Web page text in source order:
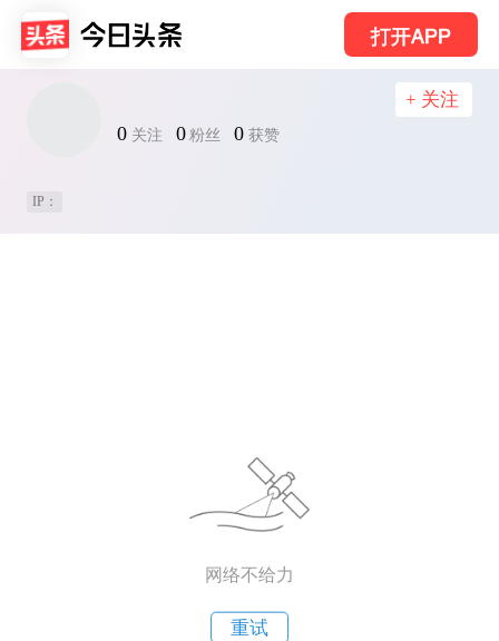
打开APP
0 关注 0 粉丝 0 获赞
+ 关注
IP：
网络不给力
重试